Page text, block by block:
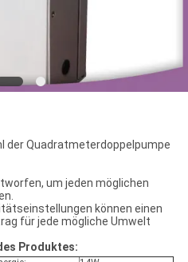
der Quadratmeterdoppelpumpe
um jeden möglichen
können einen
für jede mögliche Umwelt
Produktes: